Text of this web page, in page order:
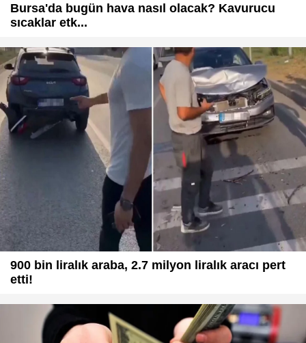
Bursa'da bugün hava nasıl olacak? Kavurucu
sıcaklar etk...
900 bin liralık araba, 2.7 milyon liralık aracı pert
etti!